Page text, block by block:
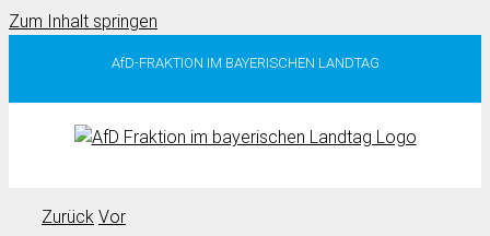
Zum Inhalt springen
AfD-FRAKTION IM BAYERISCHEN LANDTAG
Zurück Vor